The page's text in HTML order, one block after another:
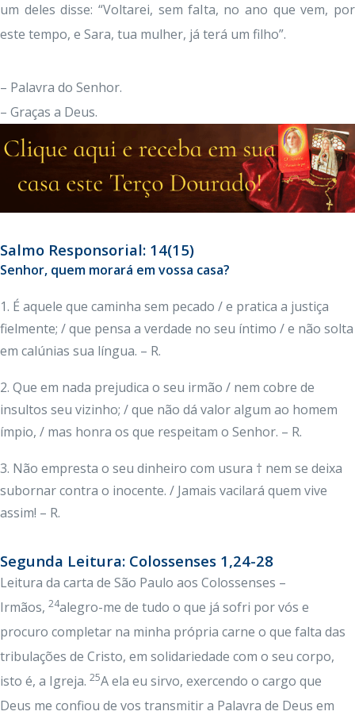
um deles disse: “Voltarei, sem falta, no ano que vem, por
este tempo, e Sara, tua mulher, já terá um filho”.
– Palavra do Senhor.
– Graças a Deus.
Salmo Responsorial: 14(15)
Senhor, quem morará em vossa casa?
1. É aquele que caminha sem pecado / e pratica a justiça
fielmente; / que pensa a verdade no seu íntimo / e não solta
em calúnias sua língua. – R.
2. Que em nada prejudica o seu irmão / nem cobre de
insultos seu vizinho; / que não dá valor algum ao homem
ímpio, / mas honra os que respeitam o Senhor. – R.
3. Não empresta o seu dinheiro com usura † nem se deixa
subornar contra o inocente. / Jamais vacilará quem vive
assim! – R.
Segunda Leitura: Colossenses 1,24-28
Leitura da carta de São Paulo aos Colossenses –
Irmãos, 24alegro-me de tudo o que já sofri por vós e
procuro completar na minha própria carne o que falta das
tribulações de Cristo, em solidariedade com o seu corpo,
isto é, a Igreja. 25A ela eu sirvo, exercendo o cargo que
Deus me confiou de vos transmitir a Palavra de Deus em